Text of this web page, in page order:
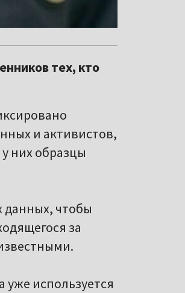
тех, кто
и активистов,
них образцы
данных, чтобы
за
уже используется